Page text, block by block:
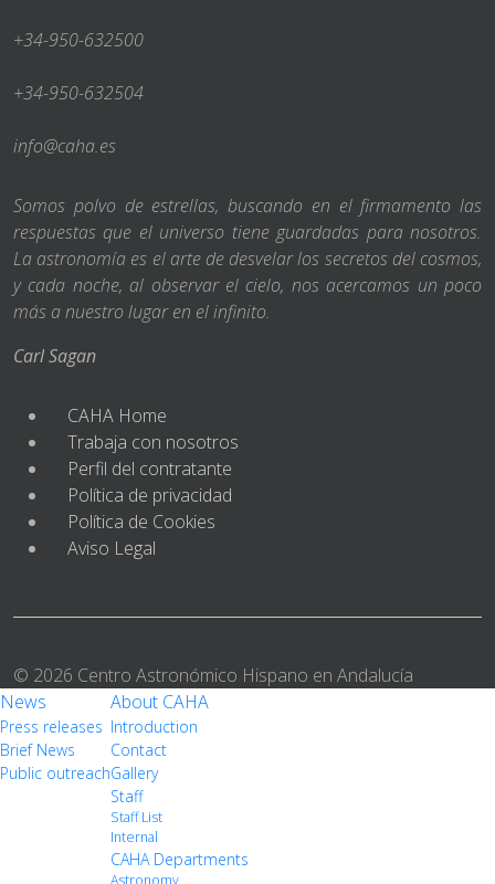
+34-950-632500
+34-950-632504
info@caha.es
Somos polvo de estrellas, buscando en el firmamento las
respuestas que el universo tiene guardadas para nosotros.
La astronomía es el arte de desvelar los secretos del cosmos,
y cada noche, al observar el cielo, nos acercamos un poco
más a nuestro lugar en el infinito.
Carl Sagan
CAHA Home
Trabaja con nosotros
Perfil del contratante
Política de privacidad
Política de Cookies
Aviso Legal
© 2026 Centro Astronómico Hispano en Andalucía
News
Press releases
Brief News
Public outreach
About CAHA
Introduction
Contact
Gallery
Staff
Staff List
Internal
CAHA Departments
Astronomy